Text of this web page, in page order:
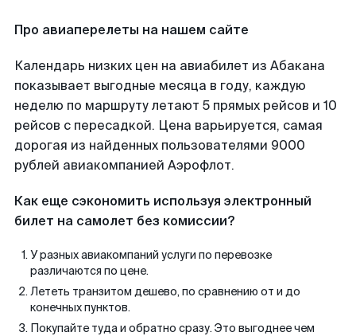
Про авиаперелеты на нашем сайте
Календарь низких цен на авиабилет из Абакана
показывает выгодные месяца в году, каждую
неделю по маршруту летают 5 прямых рейсов и 10
рейсов с пересадкой. Цена варьируется, самая
дорогая из найденных пользователями 9000
рублей авиакомпанией Аэрофлот.
Как еще сэкономить используя электронный
билет на самолет без комиссии?
У разных авиакомпаний услуги по перевозке
различаются по цене.
Лететь транзитом дешево, по сравнению от и до
конечных пунктов.
Покупайте туда и обратно сразу. Это выгоднее чем